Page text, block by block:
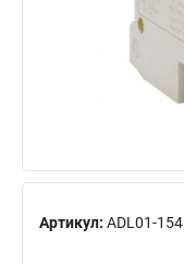
Артикул: ADL01-154